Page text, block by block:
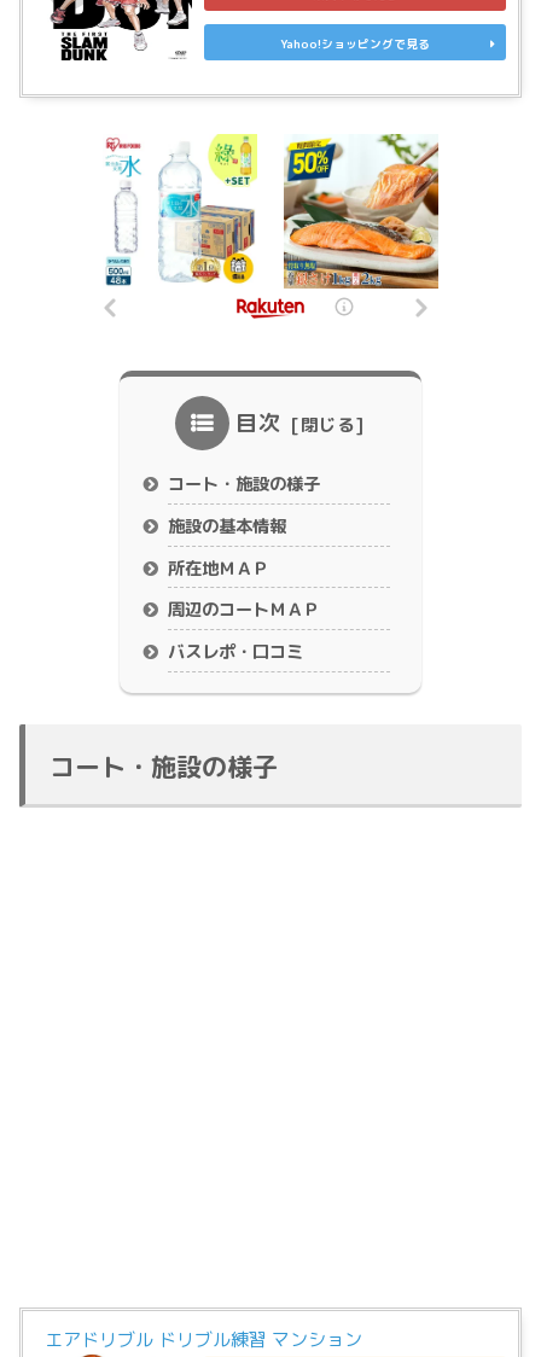
Yahoo!ショッピングで見る
目次
コート・施設の様子
施設の基本情報
所在地ＭＡＰ
周辺のコートＭＡＰ
バスレポ・口コミ
コート・施設の様子
エアドリブル ドリブル練習 マンション